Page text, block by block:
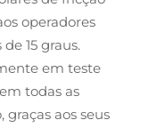
operadores
15 graus.
em teste
todas as
aos seus